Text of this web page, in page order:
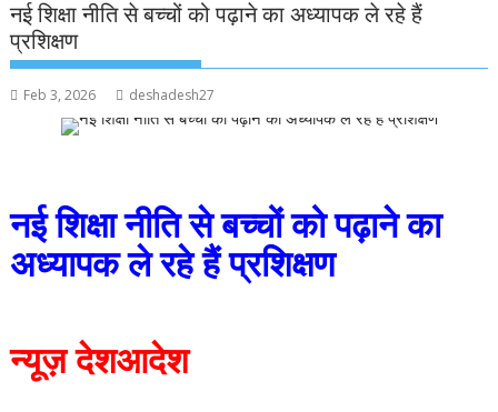
नई शिक्षा नीति से बच्चों को पढ़ाने का अध्यापक ले रहे हैं
प्रशिक्षण
Feb 3, 2026 deshadesh27
नई शिक्षा नीति से बच्चों को पढ़ाने का
अध्यापक ले रहे हैं प्रशिक्षण
न्यूज़ देशआदेश